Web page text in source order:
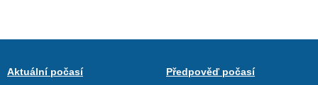
Aktuální počasí
Předpověď počasí